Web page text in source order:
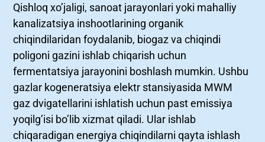
Qishloq xo’jaligi, sanoat jarayonlari yoki mahalliy
kanalizatsiya inshootlarining organik
chiqindilaridan foydalanib, biogaz va chiqindi
poligoni gazini ishlab chiqarish uchun
fermentatsiya jarayonini boshlash mumkin. Ushbu
gazlar kogeneratsiya elektr stansiyasida MWM
gaz dvigatellarini ishlatish uchun past emissiya
yoqilg’isi bo’lib xizmat qiladi. Ular ishlab
chiqaradigan energiya chiqindilarni qayta ishlash